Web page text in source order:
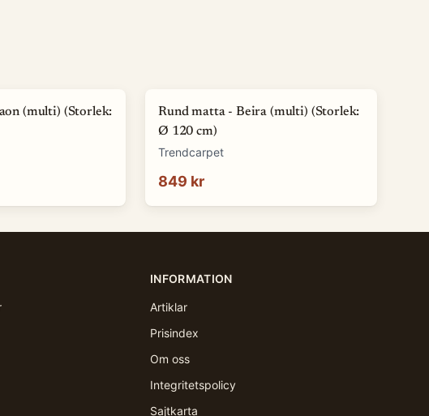
(multi) (Storlek:
Rund matta - Beira (multi) (Storlek:
Ø 120 cm)
Trendcarpet
849 kr
INFORMATION
Artiklar
Prisindex
Om oss
Integritetspolicy
Sajtkarta